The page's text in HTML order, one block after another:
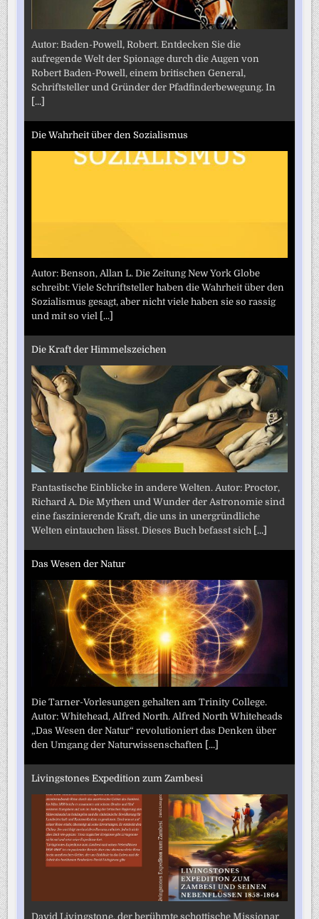
Autor: Baden-Powell, Robert. Entdecken Sie die
aufregende Welt der Spionage durch die Augen von
Robert Baden-Powell, einem britischen General,
Schriftsteller und Gründer der Pfadfinderbewegung. In
[...]
Die Wahrheit über den Sozialismus
Autor: Benson, Allan L. Die Zeitung New York Globe
schreibt: Viele Schriftsteller haben die Wahrheit über den
Sozialismus gesagt, aber nicht viele haben sie so rassig
und mit so viel [...]
Die Kraft der Himmelszeichen
Fantastische Einblicke in andere Welten. Autor: Proctor,
Richard A. Die Mythen und Wunder der Astronomie sind
eine faszinierende Kraft, die uns in unergründliche
Welten eintauchen lässt. Dieses Buch befasst sich [...]
Das Wesen der Natur
Die Tarner-Vorlesungen gehalten am Trinity College.
Autor: Whitehead, Alfred North. Alfred North Whiteheads
„Das Wesen der Natur“ revolutioniert das Denken über
den Umgang der Naturwissenschaften [...]
Livingstones Expedition zum Zambesi
David Livingstone, der berühmte schottische Missionar